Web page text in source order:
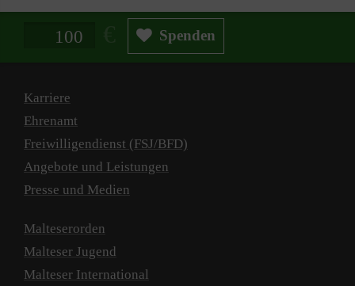
Spendenbetrag in Euro Spenden
Karriere
Ehrenamt
Freiwilligendienst (FSJ/BFD)
Angebote und Leistungen
Presse und Medien
Malteserorden
Malteser Jugend
Malteser International